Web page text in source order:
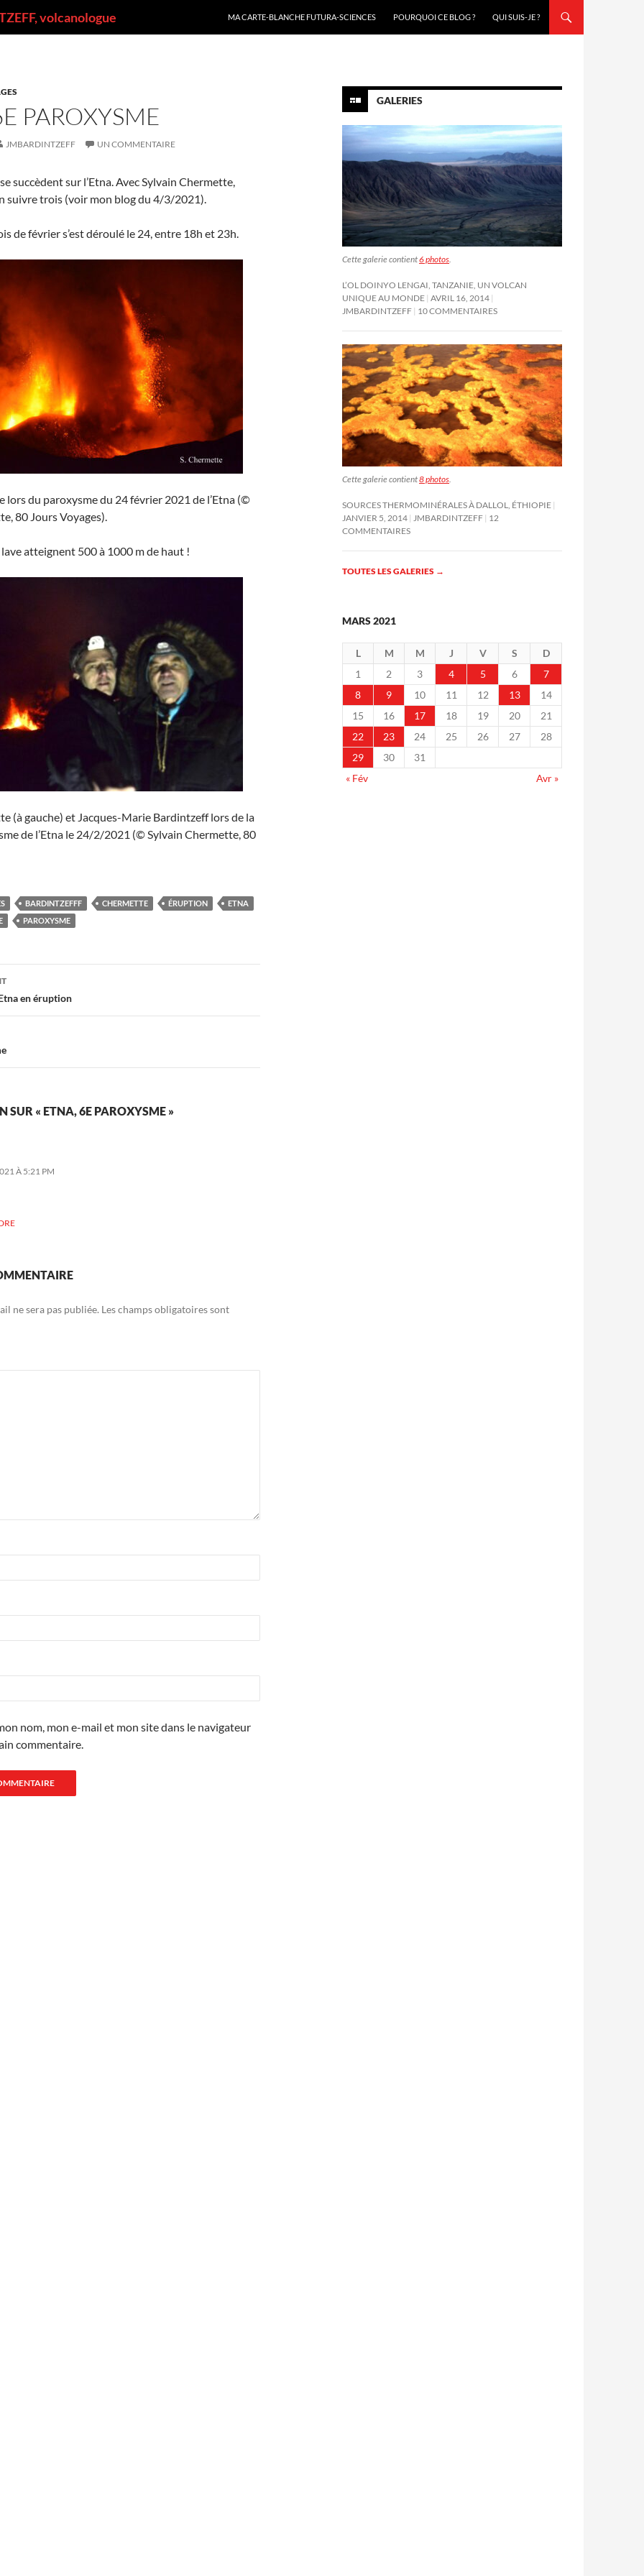
volcanologue
MA CARTE-BLANCHE FUTURA-SCIENCES
POURQUOI CE BLOG ? QUI SUIS-JE ?
PAROXYSME
JMBARDINTZEFF UN COMMENTAIRE
succèdent sur l’Etna. Avec Sylvain Chermette,
suivre trois (voir mon blog du 4/3/2021).
de février s’est déroulé le 24, entre 18h et 23h.
lors du paroxysme du 24 février 2021 de l’Etna (©
80 Jours Voyages).
atteignent 500 à 1000 m de haut !
(à gauche) et Jacques-Marie Bardintzeff lors de la
de l’Etna le 24/2/2021 (© Sylvain Chermette, 80
BARDINTZEFFF CHERMETTE ÉRUPTION
ETNA
PAROXYSME
en éruption
SUR « ETNA, 6E PAROXYSME »
À 5:21 PM
ne sera pas publiée. Les champs obligatoires sont
nom, mon e-mail et mon site dans le navigateur
commentaire.
GALERIES
Cette galerie contient6 photos.
L’OL DOINYO LENGAI, TANZANIE, UN VOLCAN
UNIQUE AU MONDE AVRIL 16, 2014
JMBARDINTZEFF 10 COMMENTAIRES
Cette galerie contient8 photos
SOURCES THERMOMINÉRALES À DALLOL, ÉTHIOPIE
JANVIER 5, 2014
JMBARDINTZEFF 12
COMMENTAIRES
TOUTES LES GALERIES →
MARS 2021
L M M J V S
D
1
2 3 4 5 6
7
8
9 10 11 12 13
14
15
16 17 18 19 20
21
22
23 24 25 26 27
28
29
30
31
« Fév
Avr »